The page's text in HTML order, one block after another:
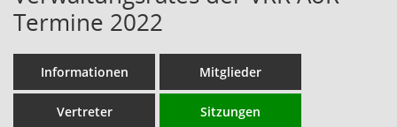
Termine 2022
Informationen Mitglieder
Vertreter Sitzungen